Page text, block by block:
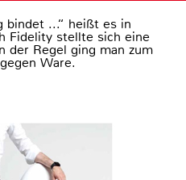
bindet ...“ heißt es in
Fidelity stellte sich eine
der Regel ging man zum
Ware.